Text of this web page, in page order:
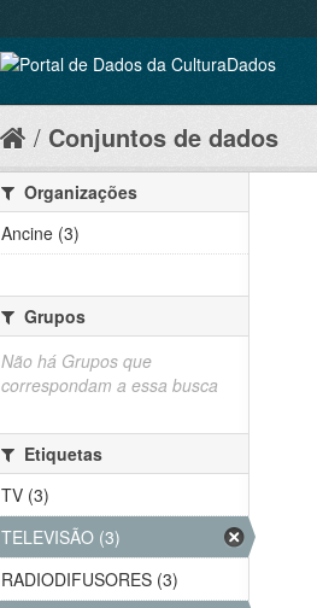
Conjuntos de dados
Organizações
Ancine (3)
Grupos
Não há Grupos que
correspondam a essa busca
Etiquetas
TV (3)
TELEVISÃO (3)
RADIODIFUSORES (3)